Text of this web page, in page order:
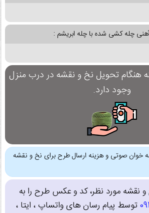
چله کشی شده با چله ابریشم :
هنگام تحویل نخ و نقشه در درب منزل
وجود دارد.
خوان صوتی و هزینه ارسال طرح برای نخ و نقشه
نقشه مورد نظر، کد و عکس طرح را به
توسط پیام رسان های واتساپ ، ایتا ،